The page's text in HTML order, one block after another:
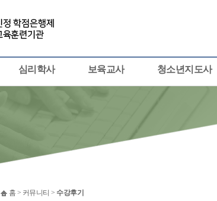
심리학사 보육교사 청소년지도사
홈 > 커뮤니티 > 수강후기